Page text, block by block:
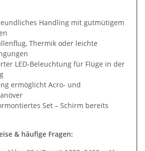
Handling mit gutmütigem
Thermik oder leichte
LED-Beleuchtung für Flüge in der
ermöglicht Acro- und
Set – Schirm bereits
& häufige Fragen: